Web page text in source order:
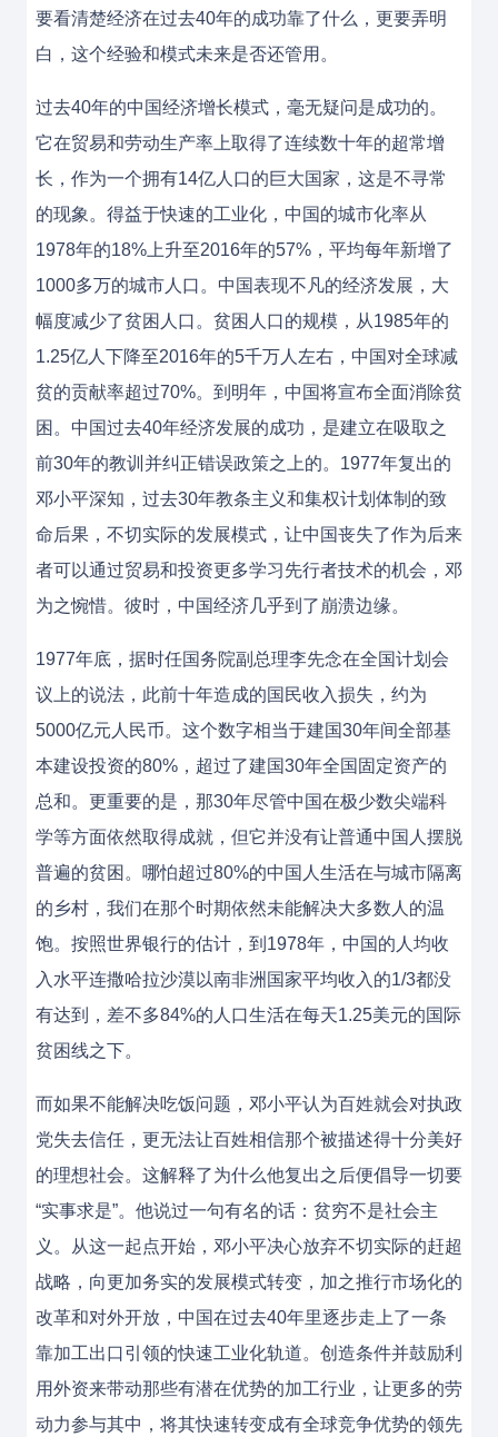
要看清楚经济在过去40年的成功靠了什么，更要弄明
白，这个经验和模式未来是否还管用。
过去40年的中国经济增长模式，毫无疑问是成功的。
它在贸易和劳动生产率上取得了连续数十年的超常增
长，作为一个拥有14亿人口的巨大国家，这是不寻常
的现象。得益于快速的工业化，中国的城市化率从
1978年的18%上升至2016年的57%，平均每年新增了
1000多万的城市人口。中国表现不凡的经济发展，大
幅度减少了贫困人口。贫困人口的规模，从1985年的
1.25亿人下降至2016年的5千万人左右，中国对全球减
贫的贡献率超过70%。到明年，中国将宣布全面消除贫
困。中国过去40年经济发展的成功，是建立在吸取之
前30年的教训并纠正错误政策之上的。1977年复出的
邓小平深知，过去30年教条主义和集权计划体制的致
命后果，不切实际的发展模式，让中国丧失了作为后来
者可以通过贸易和投资更多学习先行者技术的机会，邓
为之惋惜。彼时，中国经济几乎到了崩溃边缘。
1977年底，据时任国务院副总理李先念在全国计划会
议上的说法，此前十年造成的国民收入损失，约为
5000亿元人民币。这个数字相当于建国30年间全部基
本建设投资的80%，超过了建国30年全国固定资产的
总和。更重要的是，那30年尽管中国在极少数尖端科
学等方面依然取得成就，但它并没有让普通中国人摆脱
普遍的贫困。哪怕超过80%的中国人生活在与城市隔离
的乡村，我们在那个时期依然未能解决大多数人的温
饱。按照世界银行的估计，到1978年，中国的人均收
入水平连撒哈拉沙漠以南非洲国家平均收入的1/3都没
有达到，差不多84%的人口生活在每天1.25美元的国际
贫困线之下。
而如果不能解决吃饭问题，邓小平认为百姓就会对执政
党失去信任，更无法让百姓相信那个被描述得十分美好
的理想社会。这解释了为什么他复出之后便倡导一切要
“实事求是”。他说过一句有名的话：贫穷不是社会主
义。从这一起点开始，邓小平决心放弃不切实际的赶超
战略，向更加务实的发展模式转变，加之推行市场化的
改革和对外开放，中国在过去40年里逐步走上了一条
靠加工出口引领的快速工业化轨道。创造条件并鼓励利
用外资来带动那些有潜在优势的加工行业，让更多的劳
动力参与其中，将其快速转变成有全球竞争优势的领先